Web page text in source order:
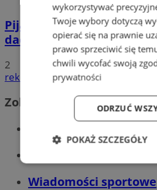
Pijana 32-latka z
dachowała na DK 88 w
2
reklama
Zobacz również
Wiadomości sportowe
wykorzystywać
Twoje wybory dotyczą
opierać się na prawnie
prawo sprzeciwić się
chwili wycofać swoją
prywatności
ODRZUĆ
POKAŻ SZCZEGÓŁY
Niezbędne